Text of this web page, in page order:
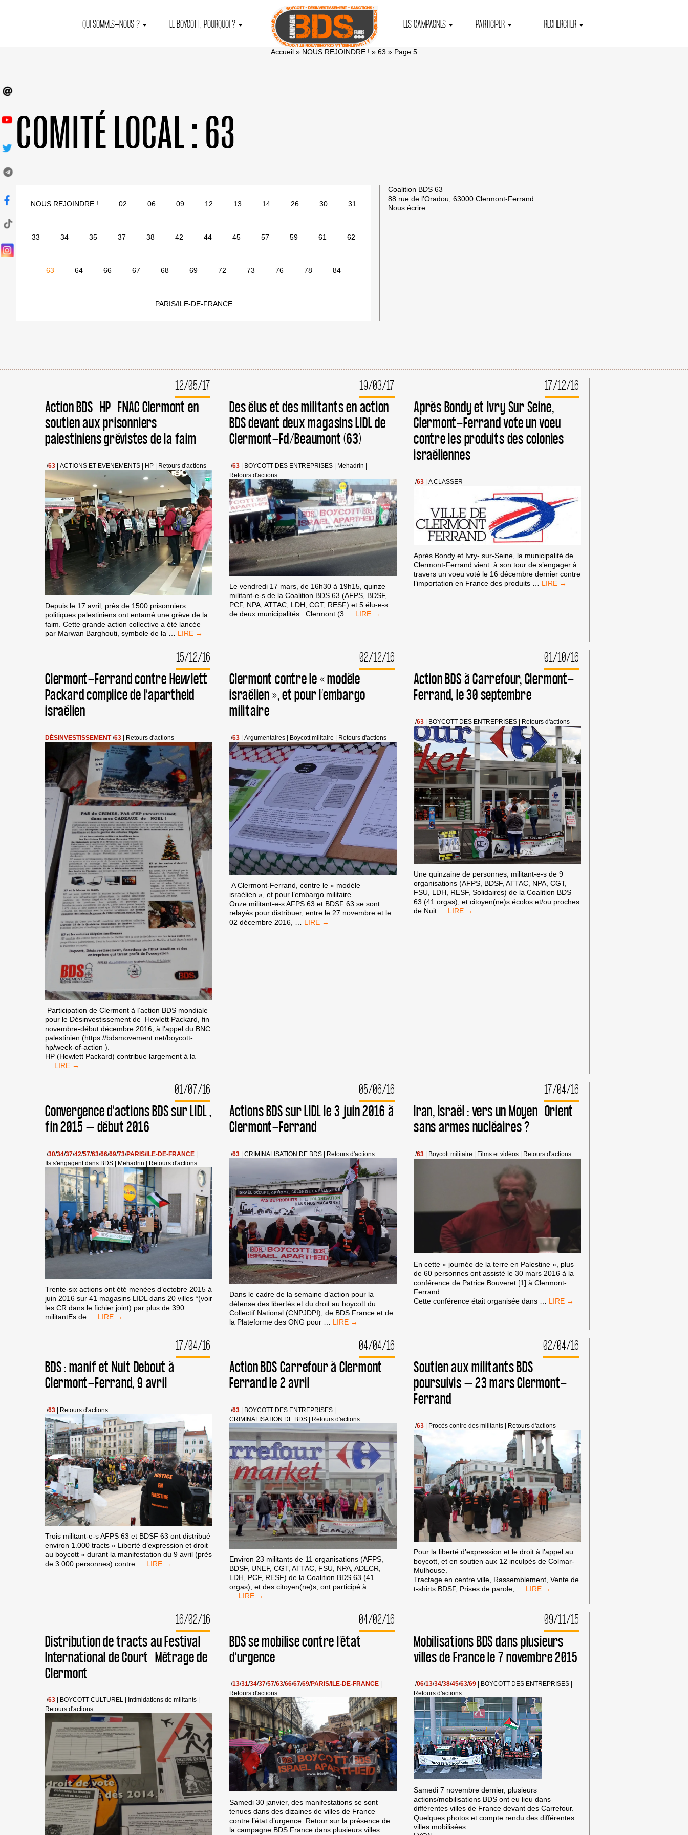
QUI SOMMES-NOUS ? LE BOYCOTT, POURQUOI ? LES CAMPAGNES PARTICIPER RECHERCHER
Accueil » NOUS REJOINDRE ! » 63 » Page 5
COMITÉ LOCAL : 63
NOUS REJOINDRE ! 02 06 09 12 13 14 26 30 31
33 34 35 37 38 42 44 45 57 59 61 62
63 64 66 67 68 69 72 73 76 78 84
PARIS/ILE-DE-FRANCE
Coalition BDS 63
88 rue de l’Oradou, 63000 Clermont-Ferrand
Nous écrire
12/05/17
Action BDS-HP-FNAC Clermont en
soutien aux prisonniers
palestiniens grévistes de la faim
/63 ACTIONS ET EVENEMENTS HP Retours d'actions
Depuis le 17 avril, près de 1500 prisonniers
politiques palestiniens ont entamé une grève de la
faim. Cette grande action collective a été lancée
par Marwan Barghouti, symbole de la … ACTION
HP-
FNAC
CLERMONT
EN
SOUTIEN
AUX
LA
FAIM
19/03/17
Des élus et des militants en action
BDS devant deux magasins LIDL de
Clermont-Fd/Beaumont (63)
/63 BOYCOTT DES ENTREPRISES Mehadrin
Retours d'actions
Le vendredi 17 mars, de 16h30 à 19h15, quinze
militant-e-s de la Coalition BDS 63 (AFPS, BDSF,
PCF, NPA, ATTAC, LDH, CGT, RESF) et 5 élu-e-s
de deux municipalités : Clermont (3 … DES
MILITANTS
EN
ACTION
BDS
DEUX
CLERMONT-
FD/BEAUMONT
(63)
17/12/16
Après Bondy et Ivry Sur Seine,
Clermont-Ferrand vote un voeu
contre les produits des colonies
israéliennes
/63 A CLASSER
Après Bondy et Ivry- sur-Seine, la municipalité de
Clermont-Ferrand vient à son tour de s’engager à
travers un voeu voté le 16 décembre dernier contre
l’importation en France des produits … APRÈS
VOTE
VOEU
CONTRE
COLONIES
ISRAÉLIENNES
15/12/16
Clermont-Ferrand contre Hewlett
Packard complice de l’apartheid
israélien
DÉSINVESTISSEMENT /63 Retours d'actions
Participation de Clermont à l’action BDS mondiale
pour le Désinvestissement de Hewlett Packard, fin
novembre-début décembre 2016, à l’appel du BNC
palestinien (https://bdsmovement.net/boycott-
hp/week-of-action ).
HP (Hewlett Packard) contribue largement à la
… CLERMONT-
COMPLICE
DE
L’APARTHEID
02/12/16
Clermont contre le « modèle
israélien », et pour l’embargo
militaire
/63 Argumentaires Boycott militaire Retours d'actions
A Clermont-Ferrand, contre le « modèle
israélien », et pour l’embargo militaire.
Onze militant-e-s AFPS 63 et BDSF 63 se sont
relayés pour distribuer, entre le 27 novembre et le
02 décembre 2016, … CLERMONT
01/10/16
Action BDS à Carrefour, Clermont-
Ferrand, le 30 septembre
/63 BOYCOTT DES ENTREPRISES Retours d'actions
Une quinzaine de personnes, militant-e-s de 9
organisations (AFPS, BDSF, ATTAC, NPA, CGT,
FSU, LDH, RESF, Solidaires) de la Coalition BDS
63 (41 orgas), et citoyen(ne)s écolos et/ou proches
de Nuit
ACTION
01/07/16
Convergence d’actions BDS sur LIDL ,
fin 2015 – début 2016
/30/34/37/42/57/63/66/69/73/PARIS/ILE-DE-FRANCE
Ils s'engagent dans BDS
Mehadrin Retours d'actions
Trente-six actions ont été menées d’octobre 2015 à
juin 2016 sur 41 magasins LIDL dans 20 villes *(voir
les CR dans le fichier joint) par plus de 390
militantEs de
CONVERGENCE
,
FIN
2015
–
2016
05/06/16
Actions BDS sur LIDL le 3 juin 2016 à
Clermont-Ferrand
/63 CRIMINALISATION DE BDS Retours d'actions
Dans le cadre de la semaine d’action pour la
défense des libertés et du droit au boycott du
Collectif National (CNPJDPI), de BDS France et de
la Plateforme des ONG pour
ACTIONS
3
FERRAND
17/04/16
Iran, Israël : vers un Moyen-Orient
sans armes nucléaires ?
/63 Boycott militaire Films et vidéos Retours d'actions
En cette « journée de la terre en Palestine », plus
de 60 personnes ont assisté le 30 mars 2016 à la
conférence de Patrice Bouveret [1] à Clermont-
Ferrand.
Cette conférence était organisée dans
IRAN,
MOYEN-
ORIENT
NUCLÉAIRES
17/04/16
BDS : manif et Nuit Debout à
Clermont-Ferrand, 9 avril
/63 Retours d'actions
Trois militant-e-s AFPS 63 et BDSF 63 ont distribué
environ 1.000 tracts « Liberté d’expression et droit
au boycott » durant la manifestation du 9 avril (près
de 3.000 personnes) contre … BDS
FERRAND,
9
AVRIL
04/04/16
Action BDS Carrefour à Clermont-
Ferrand le 2 avril
/63 BOYCOTT DES ENTREPRISES
CRIMINALISATION DE BDS
Retours d'actions
Environ 23 militants de 11 organisations (AFPS,
BDSF, UNEF, CGT, ATTAC, FSU, NPA, ADECR,
LDH, PCF, RESF) de la Coalition BDS 63 (41
orgas), et des citoyen(ne)s, ont participé à
ACTION
FERRAND
LE
2
02/04/16
Soutien aux militants BDS
poursuivis – 23 mars Clermont-
Ferrand
/63 Procès contre des militants Retours d'actions
Pour la liberté d’expression et le droit à l’appel au
boycott, et en soutien aux 12 inculpés de Colmar-
Mulhouse.
Tractage en centre ville, Rassemblement, Vente de
t-shirts BDSF, Prises de parole, … SOUTIEN
POURSUIVIS
–
23
MARS
CLERMONT-
16/02/16
Distribution de tracts au Festival
International de Court-Métrage de
Clermont
/63 BOYCOTT CULTUREL Intimidations de militants
Retours d'actions
04/02/16
BDS se mobilise contre l’état
d’urgence
/13/31/34/37/57/63/66/67/69/PARIS/ILE-DE-FRANCE
Retours d'actions
Samedi 30 janvier, des manifestations se sont
tenues dans des dizaines de villes de France
contre l’état d’urgence. Retour sur la présence de
la campagne BDS France dans plusieurs villes
09/11/15
Mobilisations BDS dans plusieurs
villes de France le 7 novembre 2015
/06/13/34/38/45/63/69 BOYCOTT DES ENTREPRISES
Retours d'actions
Samedi 7 novembre dernier, plusieurs
actions/mobilisations BDS ont eu lieu dans
différentes villes de France devant des Carrefour.
Quelques photos et compte rendu des différentes
villes mobilisées